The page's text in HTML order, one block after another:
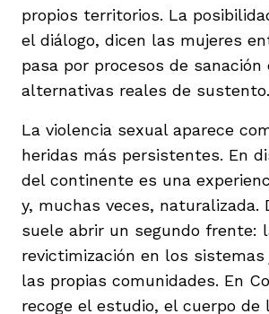
propios territorios. La
el diálogo, dicen las mujeres
pasa por procesos de
alternativas reales de sustento.
La violencia sexual aparece
heridas más persistentes. En
del continente es una
y, muchas veces, naturalizada.
suele abrir un segundo frente:
revictimización en los
las propias comunidades. En
recoge el estudio, el cuerpo de